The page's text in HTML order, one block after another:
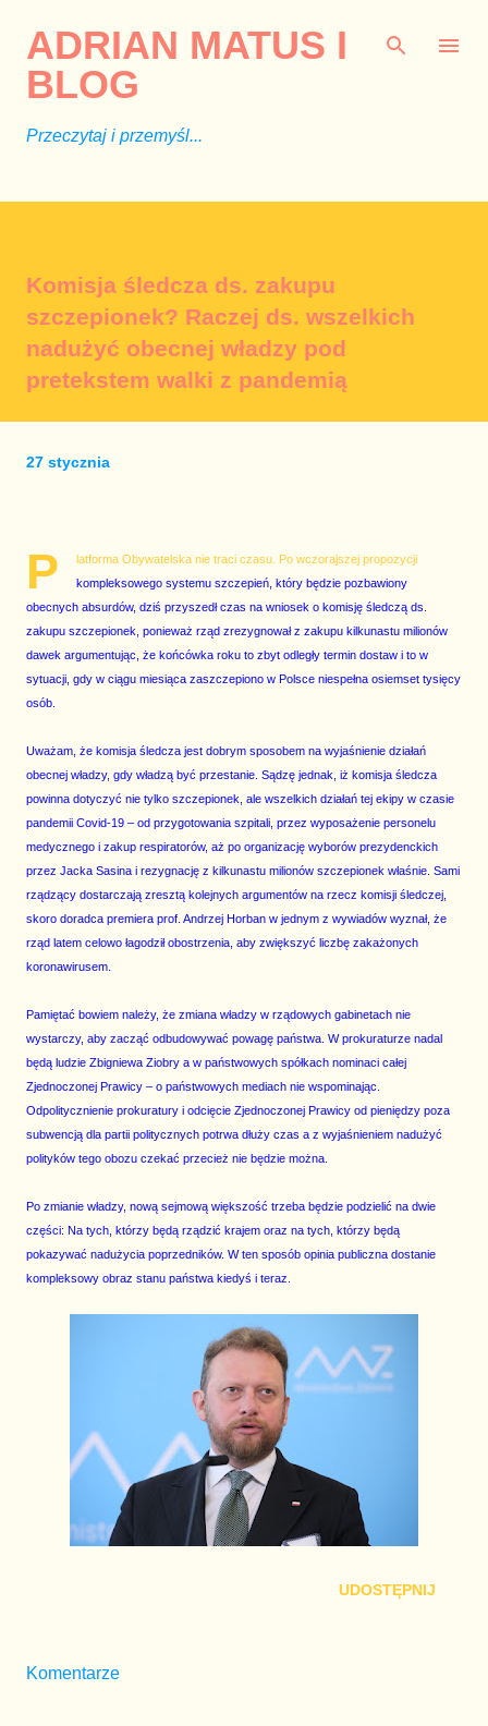
ADRIAN MATUS I
BLOG
Przeczytaj i przemyśl...
Komisja śledcza ds. zakupu
szczepionek? Raczej ds. wszelkich
nadużyć obecnej władzy pod
pretekstem walki z pandemią
27 stycznia
P
latforma Obywatelska nie traci czasu. Po wczorajszej propozycji
kompleksowego systemu szczepień, który będzie pozbawiony
obecnych absurdów, dziś przyszedł czas na wniosek o komisję śledczą ds.
zakupu szczepionek, ponieważ rząd zrezygnował z zakupu kilkunastu milionów
dawek argumentując, że końcówka roku to zbyt odległy termin dostaw i to w
sytuacji, gdy w ciągu miesiąca zaszczepiono w Polsce niespełna osiemset tysięcy
osób.
Uważam, że komisja śledcza jest dobrym sposobem na wyjaśnienie działań
obecnej władzy, gdy władzą być przestanie. Sądzę jednak, iż komisja śledcza
powinna dotyczyć nie tylko szczepionek, ale wszelkich działań tej ekipy w czasie
pandemii Covid-19 – od przygotowania szpitali, przez wyposażenie personelu
medycznego i zakup respiratorów, aż po organizację wyborów prezydenckich
przez Jacka Sasina i rezygnację z kilkunastu milionów szczepionek właśnie. Sami
rządzący dostarczają zresztą kolejnych argumentów na rzecz komisji śledczej,
skoro doradca premiera prof. Andrzej Horban w jednym z wywiadów wyznał, że
rząd latem celowo łagodził obostrzenia, aby zwiększyć liczbę zakażonych
koronawirusem.
Pamiętać bowiem należy, że zmiana władzy w rządowych gabinetach nie
wystarczy, aby zacząć odbudowywać powagę państwa. W prokuraturze nadal
będą ludzie Zbigniewa Ziobry a w państwowych spółkach nominaci całej
Zjednoczonej Prawicy – o państwowych mediach nie wspominając.
Odpolitycznienie prokuratury i odcięcie Zjednoczonej Prawicy od pieniędzy poza
subwencją dla partii politycznych potrwa dłuży czas a z wyjaśnieniem nadużyć
polityków tego obozu czekać przecież nie będzie można.
Po zmianie władzy, nową sejmową większość trzeba będzie podzielić na dwie
części: Na tych, którzy będą rządzić krajem oraz na tych, którzy będą
pokazywać nadużycia poprzedników. W ten sposób opinia publiczna dostanie
kompleksowy obraz stanu państwa kiedyś i teraz.
UDOSTĘPNIJ
Komentarze